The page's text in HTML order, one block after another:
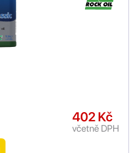
402 Kč
včetně DPH